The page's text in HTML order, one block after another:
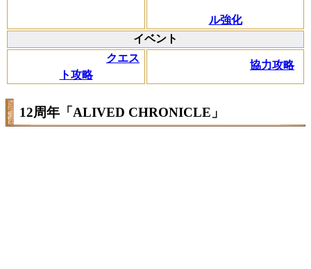
ル強化
イベント
クエス
ト攻略
協力攻略
12周年「ALIVED CHRONICLE」